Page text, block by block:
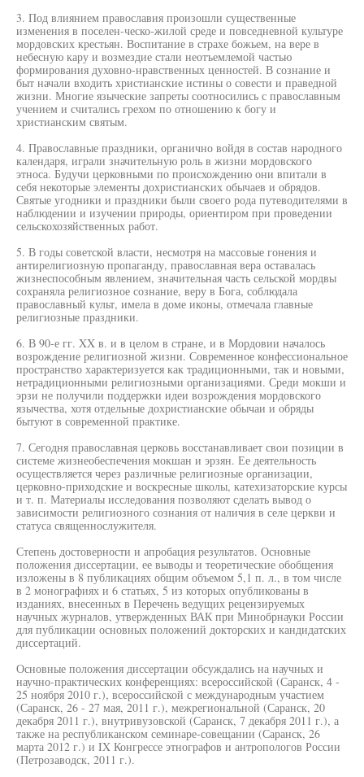
3. Под влиянием православия произошли существенные
изменения в поселен-ческо-жилой среде и повседневной культуре
мордовских крестьян. Воспитание в страхе божьем, на вере в
небесную кару и возмездие стали неотъемлемой частью
формирования духовно-нравственных ценностей. В сознание и
быт начали входить христианские истины о совести и праведной
жизни. Многие языческие запреты соотносились с православным
учением и считались грехом по отношению к богу и
христианским святым.
4. Православные праздники, органично войдя в состав народного
календаря, играли значительную роль в жизни мордовского
этноса. Будучи церковными по происхождению они впитали в
себя некоторые элементы дохристианских обычаев и обрядов.
Святые угодники и праздники были своего рода путеводителями в
наблюдении и изучении природы, ориентиром при проведении
сельскохозяйственных работ.
5. В годы советской власти, несмотря на массовые гонения и
антирелигиозную пропаганду, православная вера оставалась
жизнеспособным явлением, значительная часть сельской мордвы
сохраняла религиозное сознание, веру в Бога, соблюдала
православный культ, имела в доме иконы, отмечала главные
религиозные праздники.
6. В 90-е гг. XX в. и в целом в стране, и в Мордовии началось
возрождение религиозной жизни. Современное конфессиональное
пространство характеризуется как традиционными, так и новыми,
нетрадиционными религиозными организациями. Среди мокши и
эрзи не получили поддержки идеи возрождения мордовского
язычества, хотя отдельные дохристианские обычаи и обряды
бытуют в современной практике.
7. Сегодня православная церковь восстанавливает свои позиции в
системе жизнеобеспечения мокшан и эрзян. Ее деятельность
осуществляется через различные религиозные организации,
церковно-приходские и воскресные школы, катехизаторские курсы
и т. п. Материалы исследования позволяют сделать вывод о
зависимости религиозного сознания от наличия в селе церкви и
статуса священнослужителя.
Степень достоверности и апробация результатов. Основные
положения диссертации, ее выводы и теоретические обобщения
изложены в 8 публикациях общим объемом 5,1 п. л., в том числе
в 2 монографиях и 6 статьях, 5 из которых опубликованы в
изданиях, внесенных в Перечень ведущих рецензируемых
научных журналов, утвержденных ВАК при Минобрнауки России
для публикации основных положений докторских и кандидатских
диссертаций.
Основные положения диссертации обсуждались на научных и
научно-практических конференциях: всероссийской (Саранск, 4 -
25 ноября 2010 г.), всероссийской с международным участием
(Саранск, 26 - 27 мая, 2011 г.), межрегиональной (Саранск, 20
декабря 2011 г.), внутривузовской (Саранск, 7 декабря 2011 г.), а
также на республиканском семинаре-совещании (Саранск, 26
марта 2012 г.) и IX Конгрессе этнографов и антропологов России
(Петрозаводск, 2011 г.).